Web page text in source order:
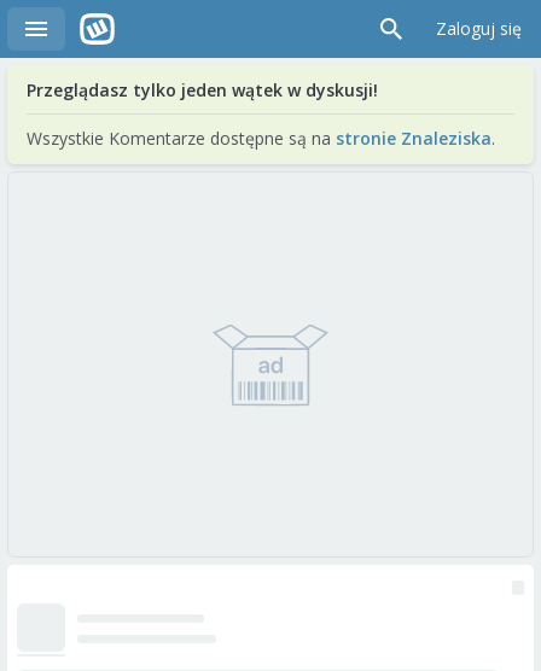
Zaloguj się
Przeglądasz tylko jeden wątek w dyskusji!
Wszystkie Komentarze dostępne są na stronie Znaleziska.